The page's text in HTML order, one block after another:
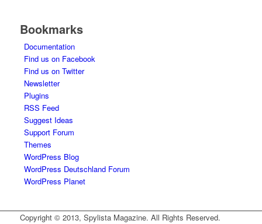
Bookmarks
Documentation
Find us on Facebook
Find us on Twitter
Newsletter
Plugins
RSS Feed
Suggest Ideas
Support Forum
Themes
WordPress Blog
WordPress Deutschland Forum
WordPress Planet
Copyright © 2013, Spylista Magazine. All Rights Reserved.